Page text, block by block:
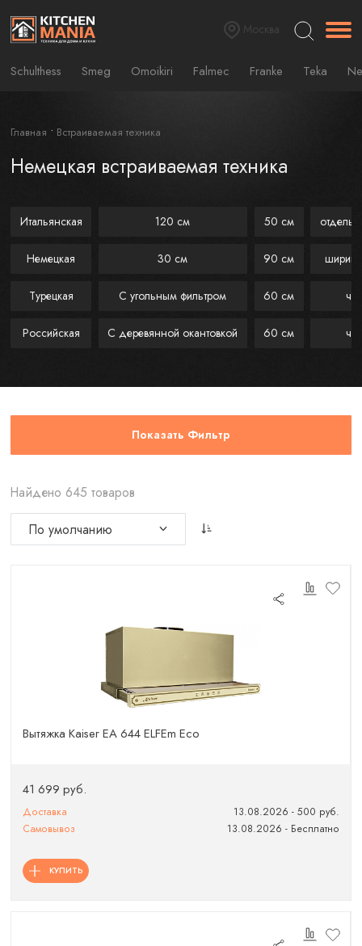
Москва
Schulthess Smeg Omoikiri Falmec Franke Teka
Главная Встраиваемая техника
Немецкая встраиваемая техника
Итальянская
Немецкая
Турецкая
Российская
120 см
30 см
С угольным фильтром
С деревянной окантовкой
50 см
90 см
60 см
60 см
Показать Фильтр
Найдено 645 товаров
Вытяжка Kaiser EA 644 ELFEm Eco
41 699 руб.
Доставка
13.08.2026 - 500 руб.
Самовывоз
13.08.2026 - Бесплатно
КУПИТЬ